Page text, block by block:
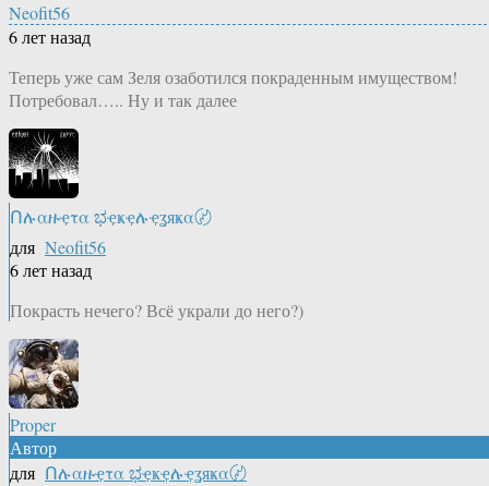
Neofit56
6 лет назад
Теперь уже сам Зеля озаботился покраденным имуществом!
Потребовал….. Ну и так далее
Ոሉαዙҿτα ಭҿҝҿሉҿʓяҝα〄
для Neofit56
6 лет назад
Покрасть нечего? Всё украли до него?)
Proper
Автор
для Ոሉαዙҿτα ಭҿҝҿሉҿʓяҝα〄